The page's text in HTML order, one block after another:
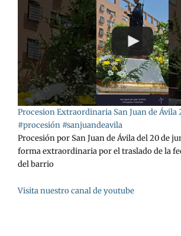
Procesion Extraordinaria San Juan de
#procesión #sanjuandeavila
Procesión por San Juan de Ávila del 20 de
forma extraordinaria por el traslado de la
del barrio
Visita nuestro canal de youtube